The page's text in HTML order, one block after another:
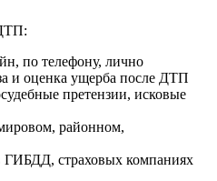
по телефону, лично
и оценка ущерба после ДТП
претензии, исковые
районном,
ГИБДД, страховых компаниях